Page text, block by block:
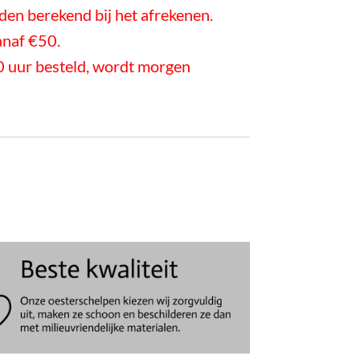
berekend bij het afrekenen.
€50.
uur besteld, wordt morgen